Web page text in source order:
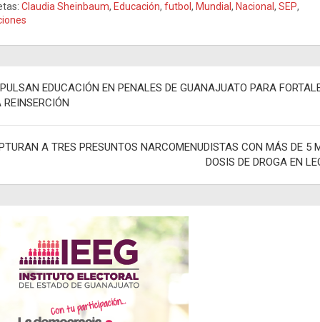
Claudia Sheinbaum, Educación, futbol , Mundial, Nacional, SEP,
EDUCACIÓN EN PENALES DE GUANAJUATO PARA
REINSERCIÓN
A TRES PRESUNTOS NARCOMENUDISTAS CON MÁS DE 5
DOSIS DE DROGA EN